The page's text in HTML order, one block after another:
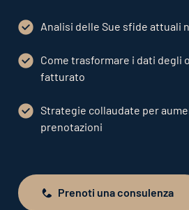
Analisi delle Sue sfide attuali
Come trasformare i dati degli
fatturato
Strategie collaudate per
prenotazioni
Prenoti una consulenza
Prenoti una consulenza